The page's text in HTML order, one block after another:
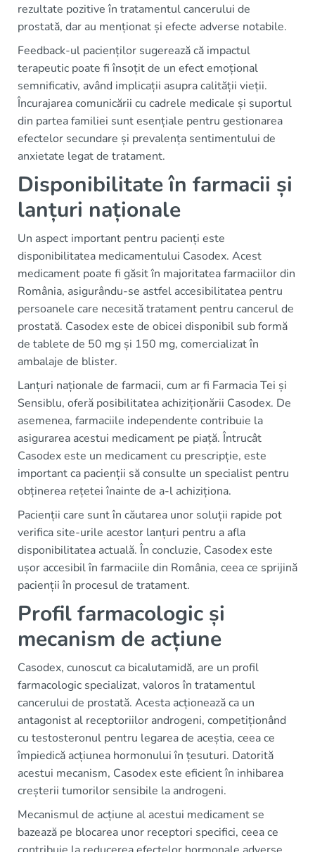
rezultate pozitive în tratamentul cancerului de
prostată, dar au menționat și efecte adverse notabile.
Feedback-ul pacienților sugerează că impactul
terapeutic poate fi însoțit de un efect emoțional
semnificativ, având implicații asupra calității vieții.
Încurajarea comunicării cu cadrele medicale și suportul
din partea familiei sunt esențiale pentru gestionarea
efectelor secundare și prevalența sentimentului de
anxietate legat de tratament.
Disponibilitate în farmacii și
lanțuri naționale
Un aspect important pentru pacienți este
disponibilitatea medicamentului Casodex. Acest
medicament poate fi găsit în majoritatea farmaciilor din
România, asigurându-se astfel accesibilitatea pentru
persoanele care necesită tratament pentru cancerul de
prostată. Casodex este de obicei disponibil sub formă
de tablete de 50 mg și 150 mg, comercializat în
ambalaje de blister.
Lanțuri naționale de farmacii, cum ar fi Farmacia Tei și
Sensiblu, oferă posibilitatea achiziționării Casodex. De
asemenea, farmaciile independente contribuie la
asigurarea acestui medicament pe piață. Întrucât
Casodex este un medicament cu prescripție, este
important ca pacienții să consulte un specialist pentru
obținerea rețetei înainte de a-l achiziționa.
Pacienții care sunt în căutarea unor soluții rapide pot
verifica site-urile acestor lanțuri pentru a afla
disponibilitatea actuală. În concluzie, Casodex este
ușor accesibil în farmaciile din România, ceea ce sprijină
pacienții în procesul de tratament.
Profil farmacologic și
mecanism de acțiune
Casodex, cunoscut ca bicalutamidă, are un profil
farmacologic specializat, valoros în tratamentul
cancerului de prostată. Acesta acționează ca un
antagonist al receptoriilor androgeni, competiționând
cu testosteronul pentru legarea de aceștia, ceea ce
împiedică acțiunea hormonului în țesuturi. Datorită
acestui mecanism, Casodex este eficient în inhibarea
creșterii tumorilor sensibile la androgeni.
Mecanismul de acțiune al acestui medicament se
bazează pe blocarea unor receptori specifici, ceea ce